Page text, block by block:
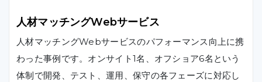
人材マッチングWebサービス
人材マッチングWebサービスのパフォーマンス向上に携
わった事例です。オンサイト1名、オフショア6名という
体制で開発、テスト、運用、保守の各フェーズに対応し